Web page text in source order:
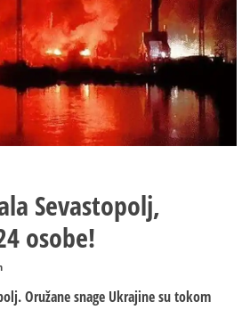
Sevastopolj,
osobe!
Oružane snage Ukrajine su tokom